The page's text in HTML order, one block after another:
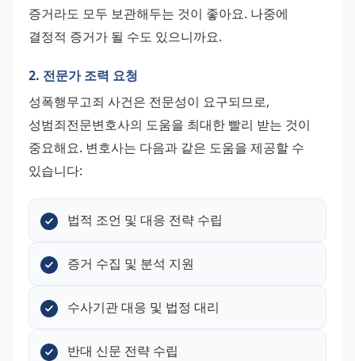
증거라도 모두 보관해두는 것이 좋아요. 나중에
결정적 증거가 될 수도 있으니까요.
2. 전문가 조력 요청
성폭행무고죄 사건은 전문성이 요구되므로,
성범죄전문변호사의 도움을 최대한 빨리 받는 것이
중요해요. 변호사는 다음과 같은 도움을 제공할 수
있습니다:
법적 조언 및 대응 전략 수립
증거 수집 및 분석 지원
수사기관 대응 및 법정 대리
반대 신문 전략 수립